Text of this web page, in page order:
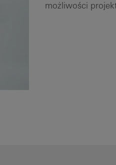
możliwości